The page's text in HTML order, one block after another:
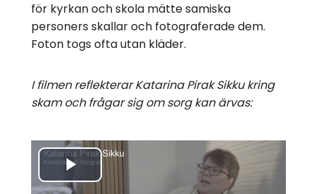
för kyrkan och skola mätte samiska
personers skallar och fotograferade dem.
Foton togs ofta utan kläder.
I filmen reflekterar Katarina Pirak Sikku kring
skam och frågar sig om sorg kan ärvas:
Spela